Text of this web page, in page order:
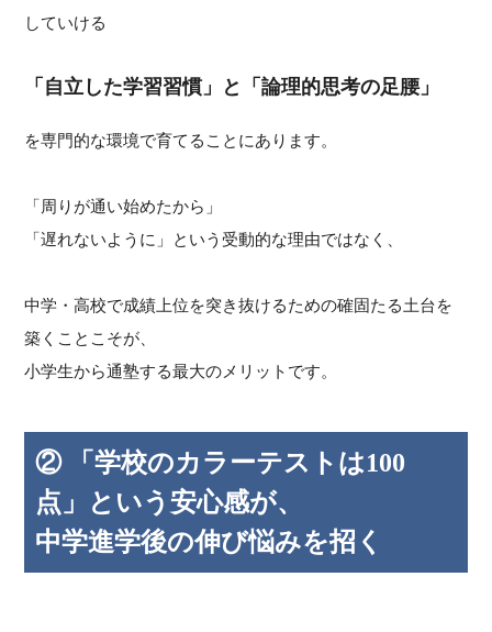
していける
「自立した学習習慣」と「論理的思考の足腰」
を専門的な環境で育てることにあります。
「周りが通い始めたから」
「遅れないように」という受動的な理由ではなく、
中学・高校で成績上位を突き抜けるための確固たる土台を
築くことこそが、
小学生から通塾する最大のメリットです。
② 「学校のカラーテストは100
点」という安心感が、
中学進学後の伸び悩みを招く